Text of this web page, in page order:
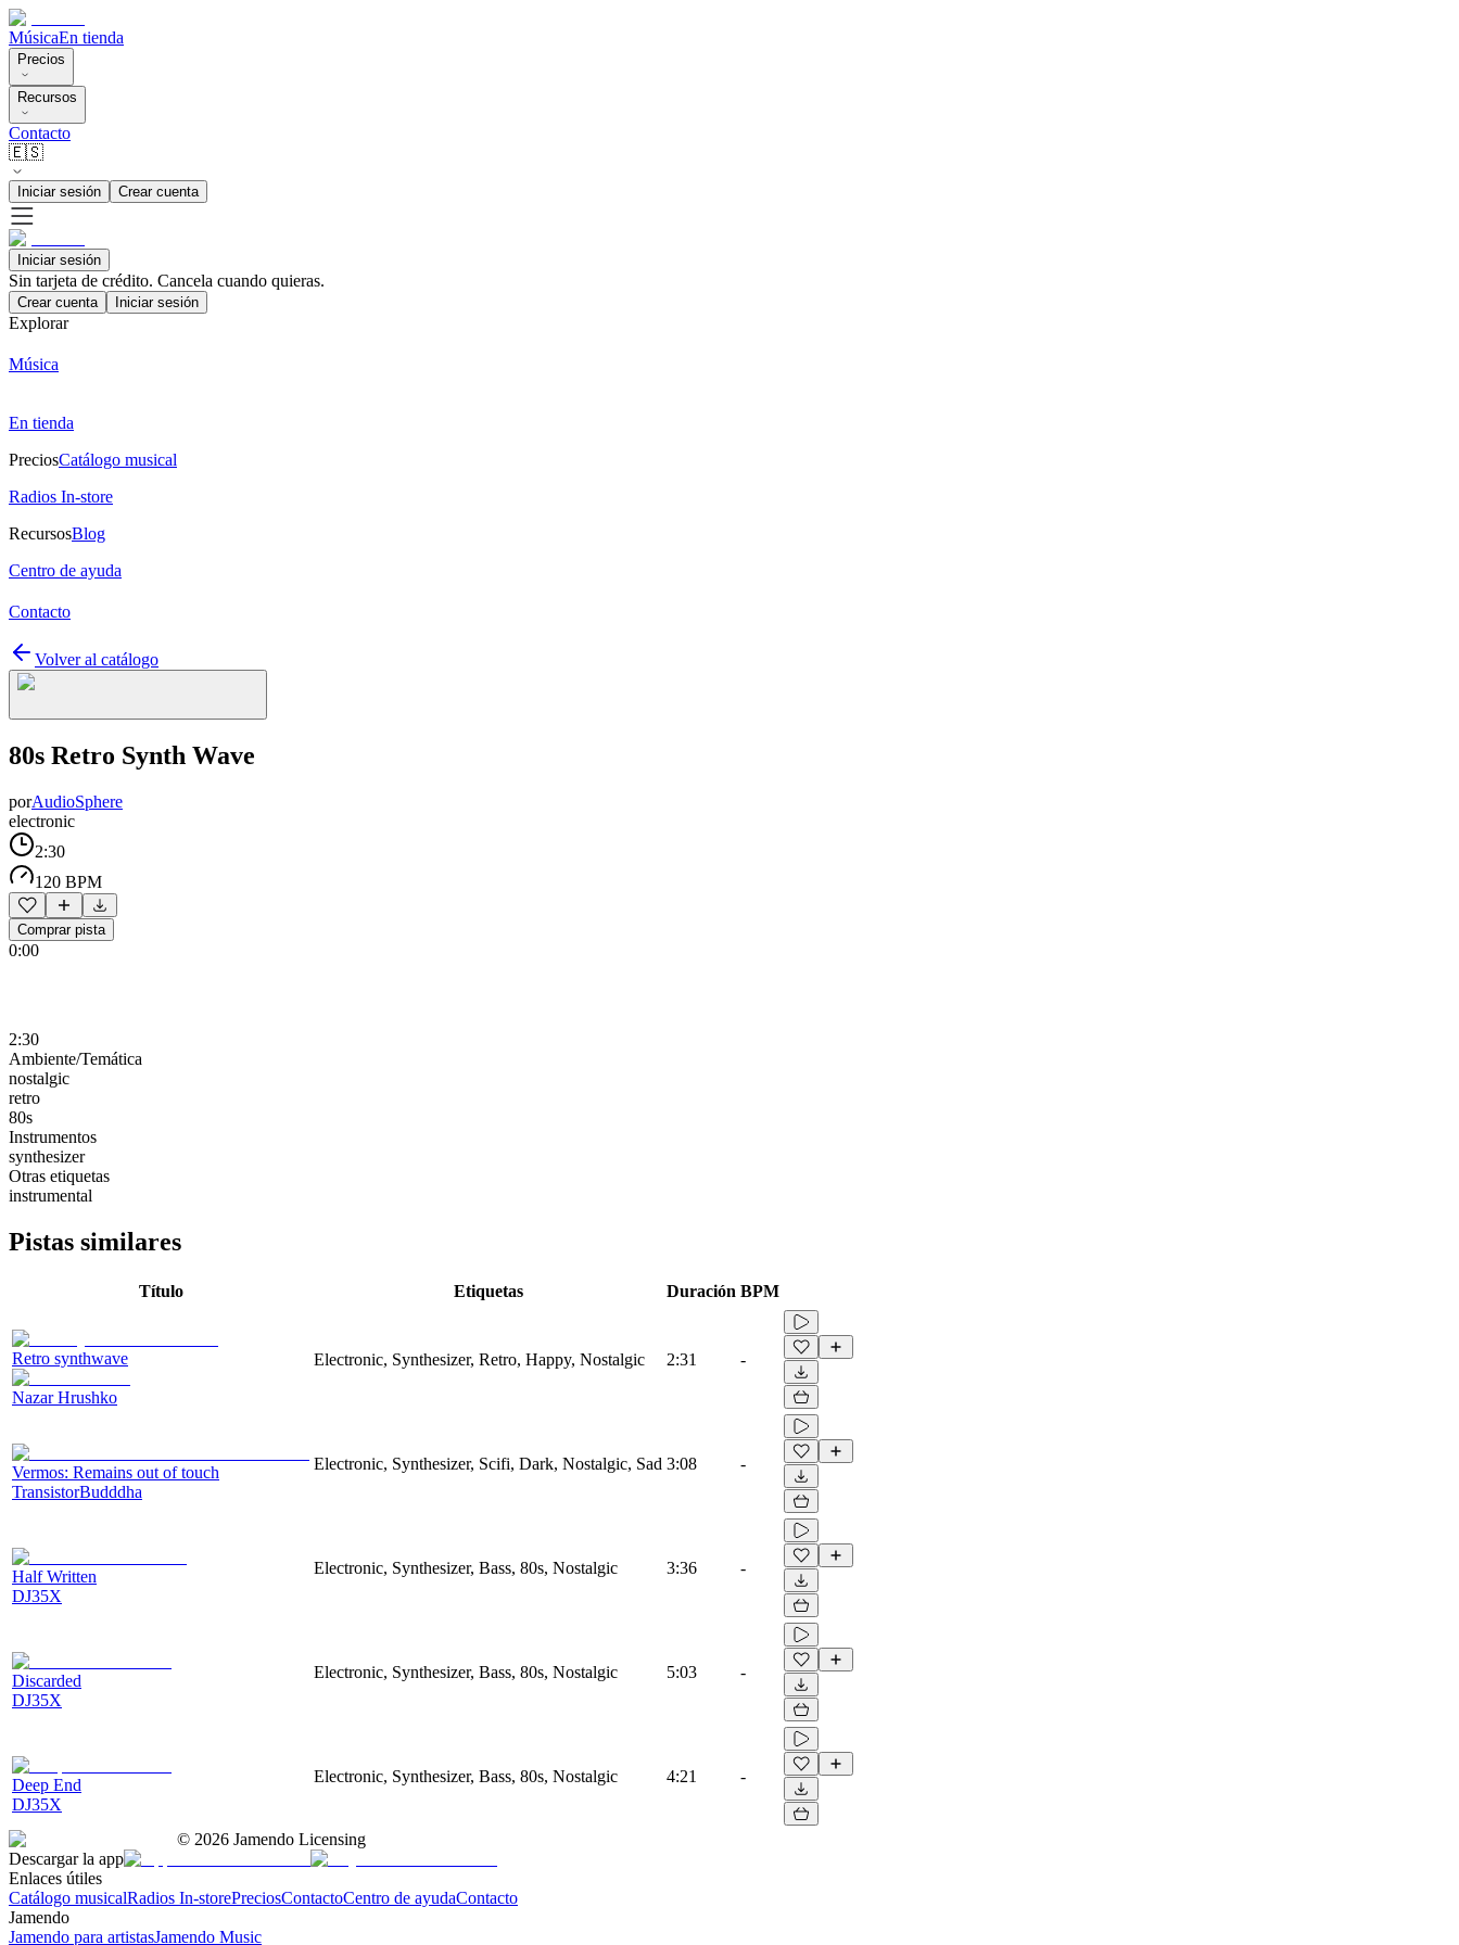
MúsicaEn tienda
Precios
Recursos
Contacto
🇪🇸
Iniciar sesión Crear cuenta
Iniciar sesión
Sin tarjeta de crédito. Cancela cuando quieras.
Crear cuenta Iniciar sesión
Explorar
Música
En tienda
PreciosCatálogo musical
Radios In-store
RecursosBlog
Centro de ayuda
Contacto
Volver al catálogo
80s Retro Synth Wave
porAudioSphere
electronic
2:30
120 BPM
Comprar pista
0:00
2:30
Ambiente/Temática
nostalgic
retro
80s
Instrumentos
synthesizer
Otras etiquetas
instrumental
Pistas similares
Título Etiquetas Duración BPM
Retro synthwave
Nazar Hrushko
Electronic, Synthesizer, Retro, Happy, Nostalgic 2:31 -
Vermos: Remains out of touch
TransistorBudddha
Electronic, Synthesizer, Scifi, Dark, Nostalgic, Sad 3:08 -
Half Written
DJ35X
Electronic, Synthesizer, Bass, 80s, Nostalgic 3:36 -
Discarded
DJ35X
Electronic, Synthesizer, Bass, 80s, Nostalgic 5:03 -
Deep End
DJ35X
Electronic, Synthesizer, Bass, 80s, Nostalgic 4:21 -
© 2026 Jamendo Licensing
Descargar la app
Enlaces útiles
Catálogo musicalRadios In-storePreciosContactoCentro de ayudaContacto
Jamendo
Jamendo para artistasJamendo Music